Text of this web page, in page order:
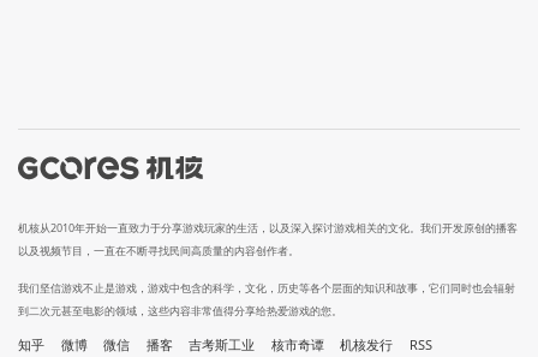
机核从2010年开始一直致力于分享游戏玩家的生活，以及深入探讨游戏相关的文化。我们开发原创的播客
以及视频节目，一直在不断寻找民间高质量的内容创作者。
我们坚信游戏不止是游戏，游戏中包含的科学，文化，历史等各个层面的知识和故事，它们同时也会辐射
到二次元甚至电影的领域，这些内容非常值得分享给热爱游戏的您。
知乎 微博 微信 播客 吉考斯工业 核市奇谭 机核发行 RSS